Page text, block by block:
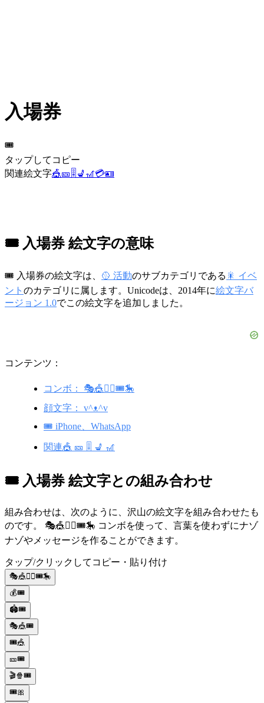
入場券
🎟️
タップしてコピー
関連絵文字🎪🎫 🎚️ 💺 🎢💳🪪
🎟️ 入場券 絵文字の意味
🎟️ 入場券の絵文字は、 🥎 活動のサブカテゴリである 🎇 イベ
ント のカテゴリに属します。Unicodeは、2014年に絵文字バ
ージョン 1.0でこの絵文字を追加しました。
コンテンツ：
コンボ： 🎭🎪🤹‍♂️🎟️🎠
顔文字： v^ᴥ^v
🎟️ iPhone、WhatsApp
関連🎪 🎫 🎚️ 💺 🎢
🎟️ 入場券 絵文字との組み合わせ
組み合わせは、次のように、沢山の絵文字を組み合わせたも
のです。 🎭🎪🤹‍♂️🎟️🎠 コンボを使って、言葉を使わずにナゾ
ナゾやメッセージを作ることができます。
タップ/クリックしてコピー・貼り付け
🎭🎪🤹‍♂️🎟️🎠
💰🎟️
🏟️🎟️
🎭🎪🎟️
🎟️🎪
🎫🎟️
🎬🍿🎟️
🎟️🎀